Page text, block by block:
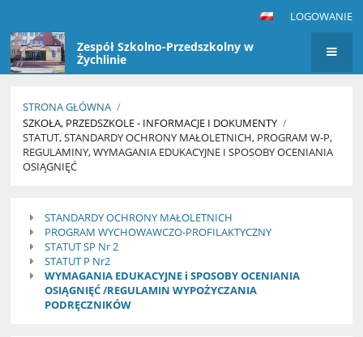
LOGOWANIE
Zespół Szkolno-Przedszkolny w
Żychlinie
STRONA GŁÓWNA /
SZKOŁA, PRZEDSZKOLE - INFORMACJE I DOKUMENTY /
STATUT, STANDARDY OCHRONY MAŁOLETNICH, PROGRAM W-P,
REGULAMINY, WYMAGANIA EDUKACYJNE I SPOSOBY OCENIANIA
OSIĄGNIĘĆ
Standardy
ochrony
małoletnich,
Program
STANDARDY OCHRONY MAŁOLETNICH
PROGRAM WYCHOWAWCZO-PROFILAKTYCZNY
STATUT SP Nr 2
STATUT P Nr2
WYMAGANIA EDUKACYJNE i SPOSOBY OCENIANIA
OSIĄGNIĘĆ /REGULAMIN WYPOŻYCZANIA
PODRĘCZNIKÓW